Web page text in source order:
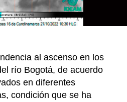
al ascenso en los
río Bogotá, de acuerdo
en diferentes
condición que se ha